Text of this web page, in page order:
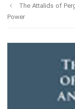
The Attalids of
Power